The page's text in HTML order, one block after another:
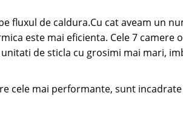
fluxul de caldura.Cu cat aveam un
este mai eficienta. Cele 7 camere
de sticla cu grosimi mai mari,
cele mai performante, sunt incadrate